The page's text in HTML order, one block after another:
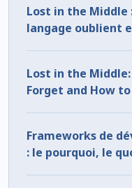
Lost in the Middle
langage oublient
Lost in the
Forget and How
Frameworks de
: le pourquoi, le